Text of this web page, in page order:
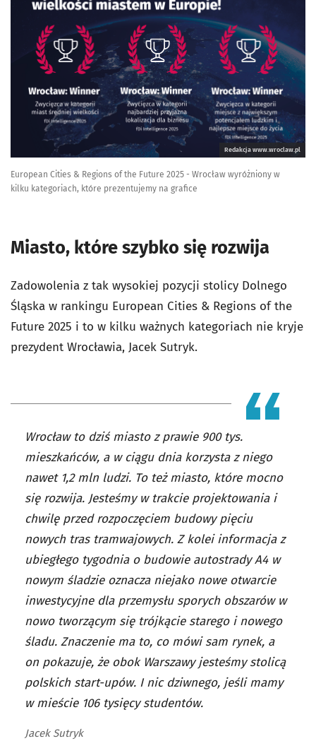
Redakcja www.wroclaw.pl
European Cities & Regions of the Future 2025 - Wrocław wyróżniony w
kilku kategoriach, które prezentujemy na grafice
Miasto, które szybko się rozwija
Zadowolenia z tak wysokiej pozycji stolicy Dolnego
Śląska w rankingu European Cities & Regions of the
Future 2025 i to w kilku ważnych kategoriach nie kryje
prezydent Wrocławia, Jacek Sutryk.
Wrocław to dziś miasto z prawie 900 tys.
mieszkańców, a w ciągu dnia korzysta z niego
nawet 1,2 mln ludzi. To też miasto, które mocno
się rozwija. Jesteśmy w trakcie projektowania i
chwilę przed rozpoczęciem budowy pięciu
nowych tras tramwajowych. Z kolei informacja z
ubiegłego tygodnia o budowie autostrady A4 w
nowym śladzie oznacza niejako nowe otwarcie
inwestycyjne dla przemysłu sporych obszarów w
nowo tworzącym się trójkącie starego i nowego
śladu. Znaczenie ma to, co mówi sam rynek, a
on pokazuje, że obok Warszawy jesteśmy stolicą
polskich start-upów. I nic dziwnego, jeśli mamy
w mieście 106 tysięcy studentów.
Jacek Sutryk